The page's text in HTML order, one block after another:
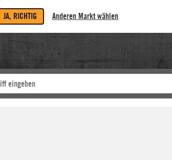
JA, RICHTIG Anderen Markt wählen